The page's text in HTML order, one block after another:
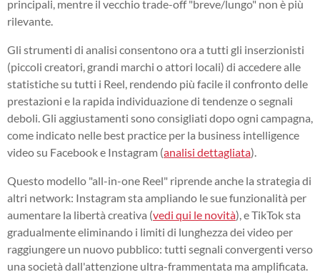
principali, mentre il vecchio trade-off "breve/lungo" non è più
rilevante.
Gli strumenti di analisi consentono ora a tutti gli inserzionisti
(piccoli creatori, grandi marchi o attori locali) di accedere alle
statistiche su tutti i Reel, rendendo più facile il confronto delle
prestazioni e la rapida individuazione di tendenze o segnali
deboli. Gli aggiustamenti sono consigliati dopo ogni campagna,
come indicato nelle best practice per la business intelligence
video su Facebook e Instagram (analisi dettagliata).
Questo modello "all-in-one Reel" riprende anche la strategia di
altri network: Instagram sta ampliando le sue funzionalità per
aumentare la libertà creativa (vedi qui le novità), e TikTok sta
gradualmente eliminando i limiti di lunghezza dei video per
raggiungere un nuovo pubblico: tutti segnali convergenti verso
una società dall'attenzione ultra-frammentata ma amplificata.